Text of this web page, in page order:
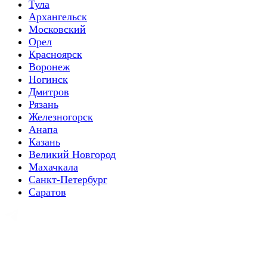
Тула
Архангельск
Московский
Орел
Красноярск
Воронеж
Ногинск
Дмитров
Рязань
Железногорск
Анапа
Казань
Великий Новгород
Махачкала
Санкт-Петербург
Саратов